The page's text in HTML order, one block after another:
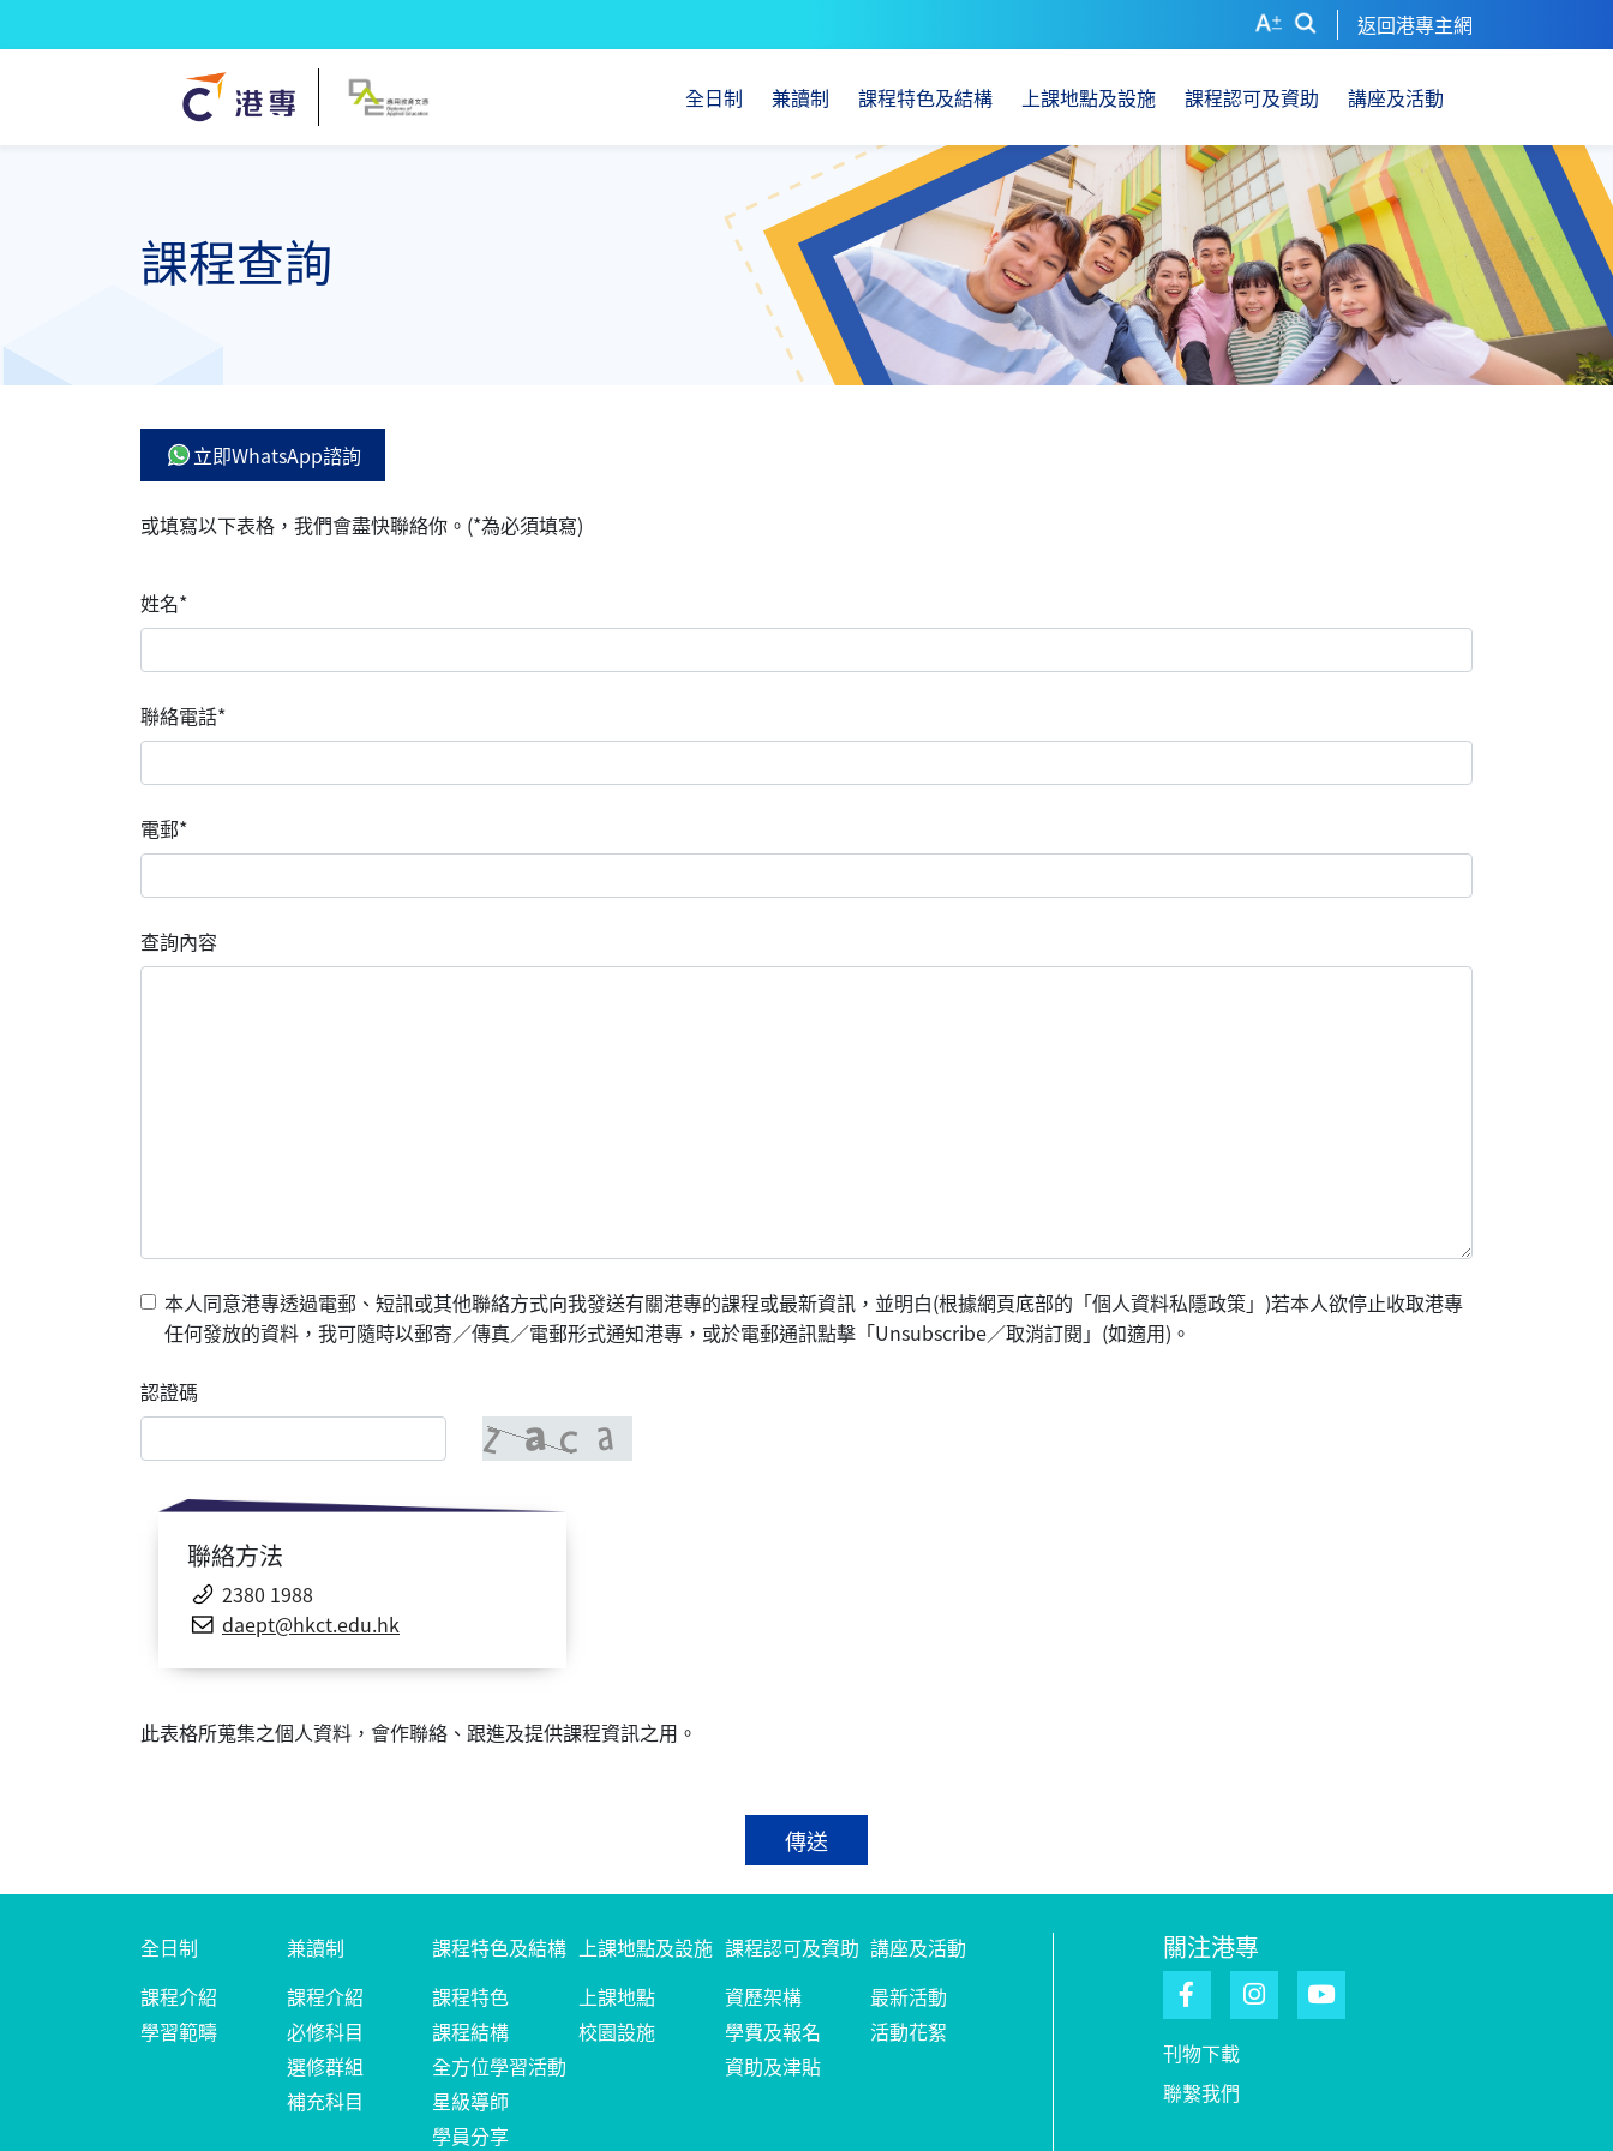
返回港專主網
全日制 兼讀制 課程特色及結構 上課地點及設施 課程認可及資助 講座及活動
課程查詢
立即WhatsApp諮詢
或填寫以下表格，我們會盡快聯絡你。(*為必須填寫)
姓名*
聯絡電話*
電郵*
查詢內容
本人同意港專透過電郵、短訊或其他聯絡方式向我發送有關港專的課程或最新資訊，並明白(根據網頁底部的「個人資料私隱政策」)若本人欲停止收取港專
任何發放的資料，我可隨時以郵寄／傳真／電郵形式通知港專，或於電郵通訊點擊「Unsubscribe／取消訂閱」(如適用)。
認證碼
聯絡方法
2380 1988
daept@hkct.edu.hk
此表格所蒐集之個人資料，會作聯絡、跟進及提供課程資訊之用。
傳送
全日制
課程介紹
學習範疇
兼讀制
課程介紹
必修科目
選修群組
補充科目
課程特色及結構
課程特色
課程結構
全方位學習活動
星級導師
學員分享
上課地點及設施
上課地點
校園設施
課程認可及資助
資歷架構
學費及報名
資助及津貼
講座及活動
最新活動
活動花絮
關注港專
刊物下載
聯繫我們